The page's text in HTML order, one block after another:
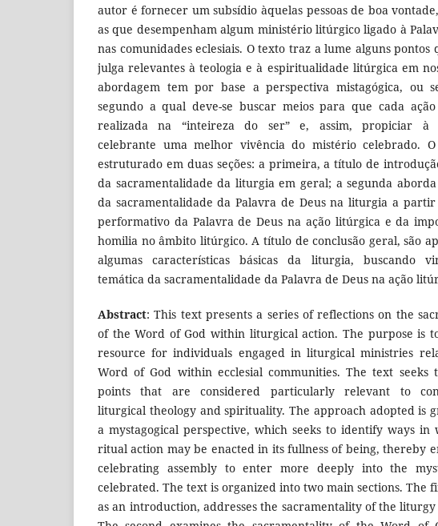
autor é fornecer um subsídio àquelas pessoas de boa
as que desempenham algum ministério litúrgico ligado à
nas comunidades eclesiais. O texto traz a lume alguns pontos
julga relevantes à teologia e à espiritualidade litúrgica em
abordagem tem por base a perspectiva mistagógica, ou
segundo a qual deve-se buscar meios para que cada
realizada na “inteireza do ser” e, assim, propiciar à
celebrante uma melhor vivência do mistério celebrado.
estruturado em duas seções: a primeira, a título de
da sacramentalidade da liturgia em geral; a segunda
da sacramentalidade da Palavra de Deus na liturgia a
performativo da Palavra de Deus na ação litúrgica e da
homilia no âmbito litúrgico. A título de conclusão geral, são
algumas características básicas da liturgia, buscando
temática da sacramentalidade da Palavra de Deus na ação
Abstract: This text presents a series of reflections on the
of the Word of God within liturgical action. The purpose is
resource for individuals engaged in liturgical ministries
Word of God within ecclesial communities. The text seeks
points that are considered particularly relevant to
liturgical theology and spirituality. The approach adopted is
a mystagogical perspective, which seeks to identify ways in
ritual action may be enacted in its fullness of being, thereby
celebrating assembly to enter more deeply into the
celebrated. The text is organized into two main sections. The
as an introduction, addresses the sacramentality of the